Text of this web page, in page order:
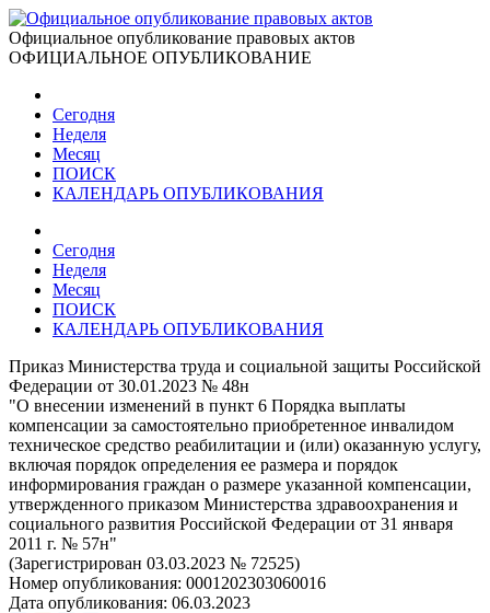
Официальное опубликование правовых актов
ОФИЦИАЛЬНОЕ ОПУБЛИКОВАНИЕ
Сегодня
Неделя
Месяц
ПОИСК
КАЛЕНДАРЬ ОПУБЛИКОВАНИЯ
Сегодня
Неделя
Месяц
ПОИСК
КАЛЕНДАРЬ ОПУБЛИКОВАНИЯ
Приказ Министерства труда и социальной защиты Российской
Федерации от 30.01.2023 № 48н
"О внесении изменений в пункт 6 Порядка выплаты
компенсации за самостоятельно приобретенное инвалидом
техническое средство реабилитации и (или) оказанную услугу,
включая порядок определения ее размера и порядок
информирования граждан о размере указанной компенсации,
утвержденного приказом Министерства здравоохранения и
социального развития Российской Федерации от 31 января
2011 г. № 57н"
(Зарегистрирован 03.03.2023 № 72525)
Номер опубликования: 0001202303060016
Дата опубликования: 06.03.2023